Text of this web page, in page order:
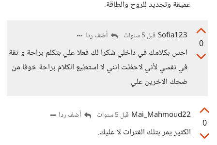
عميقة وتجديد للروح والطاقة.
0
Sofia123 قبل 5 سنوات أضف ردا
احس بكلامك في داخلي شكرا لك فعلا علي بتكلم براحة و ثقة
في نفسي لأني لاحظت انني لا استطيع الكلام براحة خوفا من
ضحك الاخرين علي
0
Mai_Mahmoud22 قبل 5 سنوات أضف ردا
الكثير يمر بتلك الفترات لا عليك.